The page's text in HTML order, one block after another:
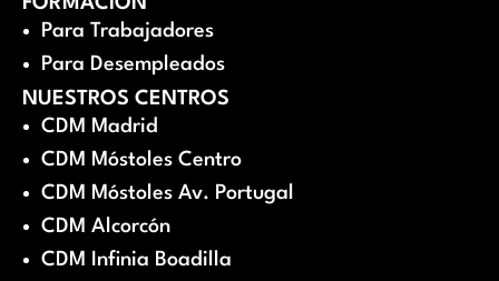
Para Trabajadores
Para Desempleados
NUESTROS CENTROS
CDM Madrid
CDM Móstoles Centro
CDM Móstoles Av. Portugal
CDM Alcorcón
CDM Infinia Boadilla